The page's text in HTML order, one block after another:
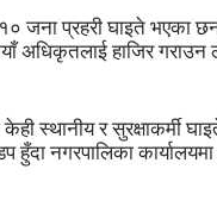
जना प्रहरी घाइते भएका
अधिकृतलाई हाजिर
स्थानीय र सुरक्षाकर्मी
नगरपालिका